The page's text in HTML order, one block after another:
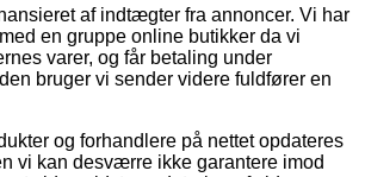
af indtægter fra annoncer. Vi har
en gruppe online butikker da vi
varer, og får betaling under
bruger vi sender videre fuldfører en
og forhandlere på nettet opdateres
vi kan desværre ikke garantere imod